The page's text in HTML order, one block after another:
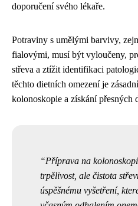
doporučení svého lékaře.
Potraviny s umělými barvivy,
fialovými, musí být vyloučeny,
střeva a ztížit identifikaci
těchto dietních omezení je
kolonoskopie a získání přesných
Příprava na
trpělivost, ale čistota
úspěšnému vyšetření,